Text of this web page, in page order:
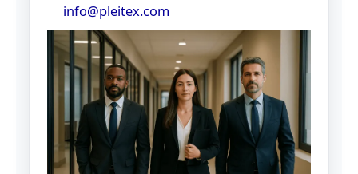
info@pleitex.com